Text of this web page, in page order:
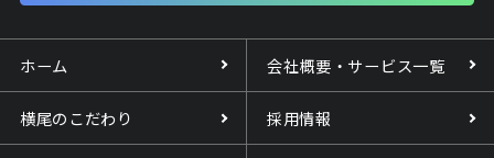
ホーム 会社概要・サービス一覧
横尾のこだわり 採用情報